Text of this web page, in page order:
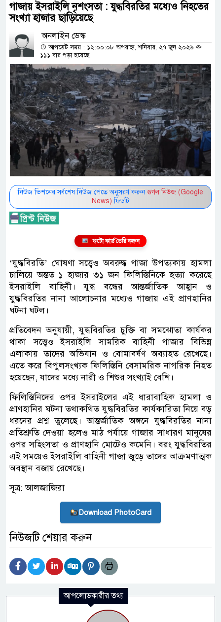
গাজায় ইসরাইলি নৃশংসতা : যুদ্ধবিরতির মধ্যেও নিহতের
সংখ্যা হাজার ছাড়িয়েছে
অনলাইন ডেস্ক
আপডেট সময় : ১২:০০:০৮ অপরাহ্ন, শনিবার, ২৭ জুন ২০২৬
১১১ বার পড়া হয়েছে
নিউজ ভিশনের সর্বশেষ নিউজ পেতে অনুসরণ করুন গুগল নিউজ (Google
News) ফিডটি
ফটো কার্ড তৈরি করুন
‘যুদ্ধবিরতি’ ঘোষণা সত্ত্বেও অবরুদ্ধ গাজা উপত্যকায় হামলা
চালিয়ে অন্তত ১ হাজার ৩১ জন ফিলিস্তিনিকে হত্যা করেছে
ইসরাইলি বাহিনী। যুদ্ধ বন্ধের আন্তর্জাতিক আহ্বান ও
যুদ্ধবিরতির নানা আলোচনার মধ্যেও গাজায় এই প্রাণহানির
ঘটনা ঘটল।
প্রতিবেদন অনুযায়ী, যুদ্ধবিরতির চুক্তি বা সমঝোতা কার্যকর
থাকা সত্ত্বেও ইসরাইলি সামরিক বাহিনী গাজার বিভিন্ন
এলাকায় তাদের অভিযান ও বোমাবর্ষণ অব্যাহত রেখেছে।
এতে করে বিপুলসংখ্যক ফিলিস্তিনি বেসামরিক নাগরিক নিহত
হয়েছেন, যাদের মধ্যে নারী ও শিশুর সংখ্যাই বেশি।
ফিলিস্তিনিদের ওপর ইসরাইলের এই ধারাবাহিক হামলা ও
প্রাণহানির ঘটনা তথাকথিত যুদ্ধবিরতির কার্যকারিতা নিয়ে বড়
ধরনের প্রশ্ন তুলেছে। আন্তর্জাতিক অঙ্গনে যুদ্ধবিরতির নানা
প্রতিশ্রুতি দেওয়া হলেও মাঠ পর্যায়ে গাজার সাধারণ মানুষের
ওপর সহিংসতা ও প্রাণহানি মোটেও কমেনি। বরং যুদ্ধবিরতির
এই সময়েও ইসরাইলি বাহিনী গাজা জুড়ে তাদের আক্রমণাত্মক
অবস্থান বজায় রেখেছে।
সূত্র: আলজাজিরা
Download PhotoCard
নিউজটি শেয়ার করুন
আপলোডকারীর তথ্য